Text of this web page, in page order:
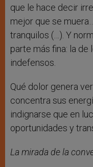
que le hace decir
mejor que se
tranquilos (…). Y
parte más fina: la de
indefensos.
Qué dolor genera
concentra sus
indignarse que en
oportunidades y
La mirada de la